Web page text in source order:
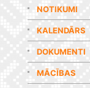
NOTIKUMI
KALENDĀRS
DOKUMENTI
MĀCĪBAS